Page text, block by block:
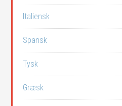
Italiensk
Spansk
Tysk
Græsk